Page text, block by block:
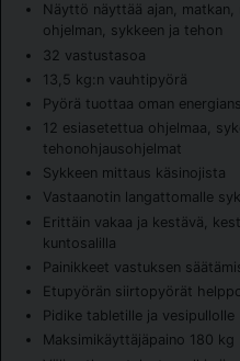
Näyttö näyttää ajan, matkan,
ohjelman, sykkeen ja tehon
32 vastustasoa
13,5 kg:n vauhtipyörä
Pyörä tuottaa oman
12 esiasetettua ohjelmaa,
tehonohjausohjelmat
Sykkeen mittaus käsinojista
Vastaanotin langattomalle
Erittäin vakaa ja kestävä,
kuntosalilla
Painikkeet vastuksen
Etupyörän siirtopyörät
Pidike tabletille ja vesipullolle
Maksimikäyttäjäpaino 180 kg